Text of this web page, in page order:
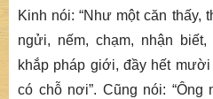
Kinh nói: “Như một căn thấy,
ngửi, nếm, chạm, nhận
khắp pháp giới, đầy hết
có chỗ nơi”. Cũng nói: “Ông